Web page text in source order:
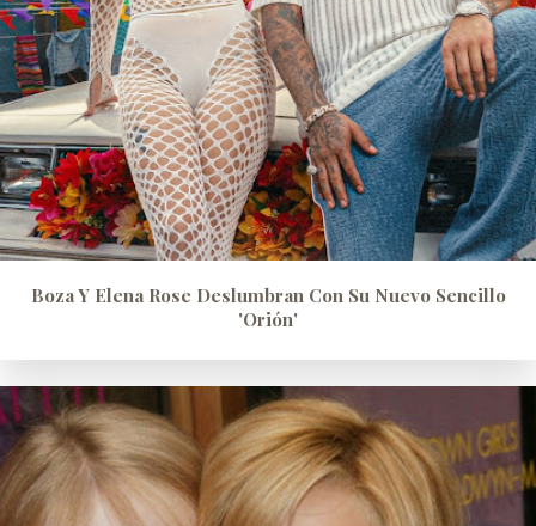
Boza Y Elena Rose Deslumbran Con Su Nuevo Sencillo
'Orión'